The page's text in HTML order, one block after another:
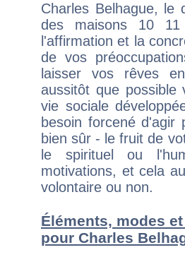
Charles Belhague, le
des maisons 10
l'affirmation et la
de vos
laisser vos rêves
aussitôt que
vie sociale
besoin forcené
bien sûr - le fruit de
le spirituel ou
motivations, et cela
volontaire ou non.
Éléments, modes
pour Charles